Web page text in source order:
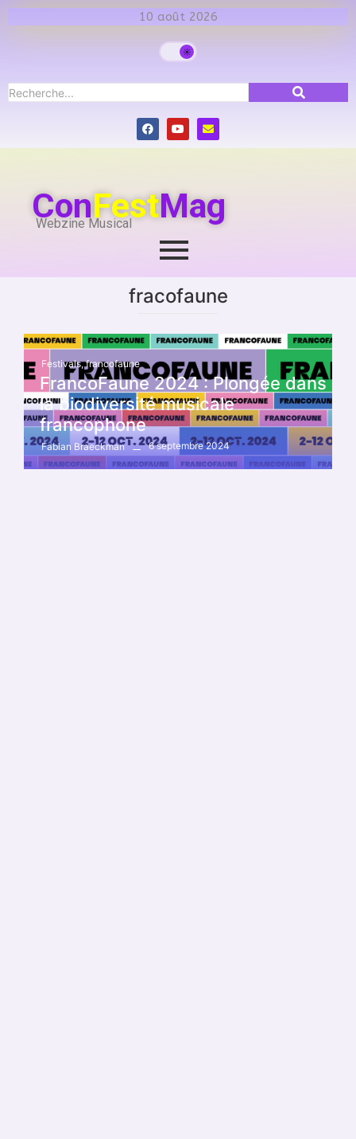
10 août 2026
ConFestMag
Webzine Musical
fracofaune
Festivals, francofaune
FrancoFaune 2024 : Plongée dans
la biodiversité musicale
francophone
Fabian Braeckman 6 septembre 2024